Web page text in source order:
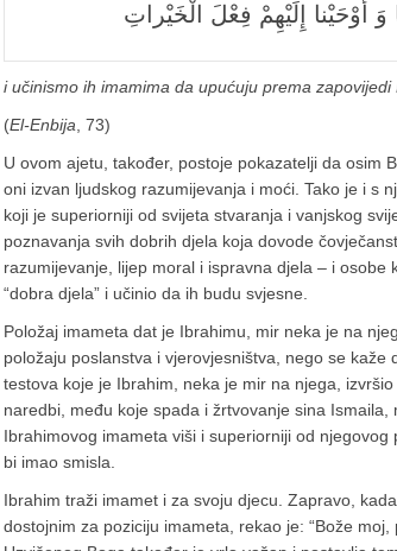
أَوْحَيْنا إِلَيْهِمْ فِعْلَ الْخَيْراتِ
i učinismo ih imamima da upućuju prema
(El-Enbija, 73)
U ovom ajetu, također, postoje pokazatelji da osim
oni izvan ljudskog razumijevanja i moći. Tako je i s
koji je superiorniji od svijeta stvaranja i vanjskog
poznavanja svih dobrih djela koja dovode
razumijevanje, lijep moral i ispravna djela – i
“dobra djela” i učinio da ih budu svjesne.
Položaj imameta dat je Ibrahimu, mir neka je na
položaju poslanstva i vjerovjesništva, nego se
testova koje je Ibrahim, neka je mir na njega,
naredbi, među koje spada i žrtvovanje sina
Ibrahimovog imameta viši i superiorniji od
bi imao smisla.
Ibrahim traži imamet i za svoju djecu. Zapravo,
dostojnim za poziciju imameta, rekao je: “Bože